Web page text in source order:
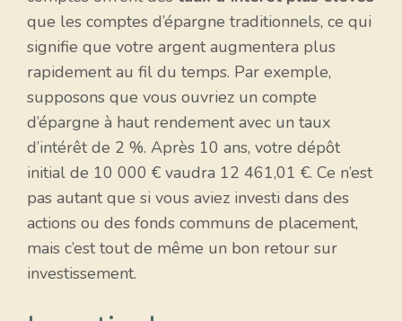
que les comptes d’épargne traditionnels, ce qui
signifie que votre argent augmentera plus
rapidement au fil du temps. Par exemple,
supposons que vous ouvriez un compte
d’épargne à haut rendement avec un taux
d’intérêt de 2 %. Après 10 ans, votre dépôt
initial de 10 000 € vaudra 12 461,01 €. Ce n’est
pas autant que si vous aviez investi dans des
actions ou des fonds communs de placement,
mais c’est tout de même un bon retour sur
investissement.